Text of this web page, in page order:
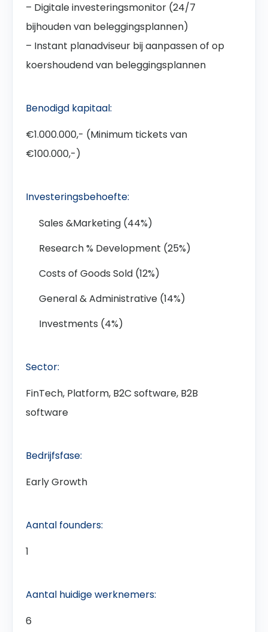
– Digitale investeringsmonitor (24/7
bijhouden van beleggingsplannen)
– Instant planadviseur bij aanpassen of op
koershoudend van beleggingsplannen
Benodigd kapitaal:
€1.000.000,- (Minimum tickets van
€100.000,-)
Investeringsbehoefte:
Sales &Marketing (44%)
Research % Development (25%)
Costs of Goods Sold (12%)
General & Administrative (14%)
Investments (4%)
Sector:
FinTech, Platform, B2C software, B2B
software
Bedrijfsfase:
Early Growth
Aantal founders:
1
Aantal huidige werknemers:
6